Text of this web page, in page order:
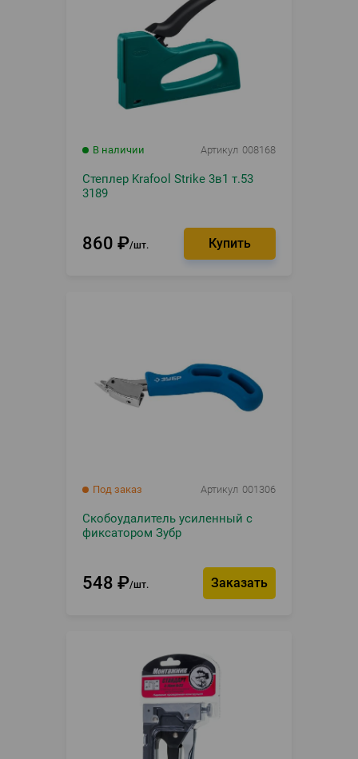
В наличии Артикул 008168
Степлер Krafool Strike 3в1 т.53
3189
860 ₽ шт.
Под заказ Артикул 001306
Скобоудалитель усиленный с
фиксатором Зубр
548 ₽ шт. Заказать